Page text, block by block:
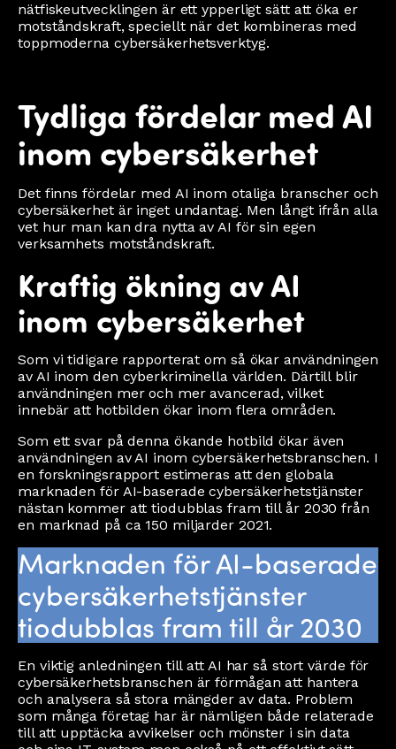
nätfiskeutvecklingen är ett ypperligt sätt att öka er
motståndskraft, speciellt när det kombineras med
toppmoderna cybersäkerhetsverktyg.
Tydliga fördelar med AI
inom cybersäkerhet
Det finns fördelar med AI inom otaliga branscher och
cybersäkerhet är inget undantag. Men långt ifrån alla
vet hur man kan dra nytta av AI för sin egen
verksamhets motståndskraft.
Kraftig ökning av AI
inom cybersäkerhet
Som vi tidigare rapporterat om så ökar användningen
av AI inom den cyberkriminella världen. Därtill blir
användningen mer och mer avancerad, vilket
innebär att hotbilden ökar inom flera områden.
Som ett svar på denna ökande hotbild ökar även
användningen av AI inom cybersäkerhetsbranschen. I
en forskningsrapport estimeras att den globala
marknaden för AI-baserade cybersäkerhetstjänster
nästan kommer att tiodubblas fram till år 2030 från
en marknad på ca 150 miljarder 2021.
Marknaden för AI-baserade
cybersäkerhetstjänster
tiodubblas fram till år 2030
En viktig anledningen till att AI har så stort värde för
cybersäkerhetsbranschen är förmågan att hantera
och analysera så stora mängder av data. Problem
som många företag har är nämligen både relaterade
till att upptäcka avvikelser och mönster i sin data